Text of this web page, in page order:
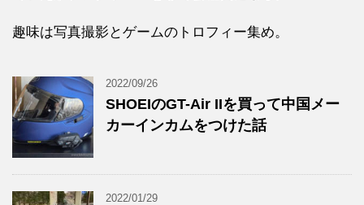
趣味は写真撮影とゲームのトロフィー集め。
2022/09/26
SHOEIのGT-Air IIを買って中国メー
カーインカムをつけた話
2022/01/29